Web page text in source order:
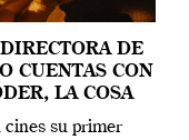
DE
CUENTAS CON
LA COSA
cines su primer